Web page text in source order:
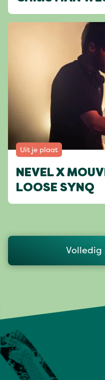
Uit je plaat
NEVEL X
LOOSE SYNQ
Volledig